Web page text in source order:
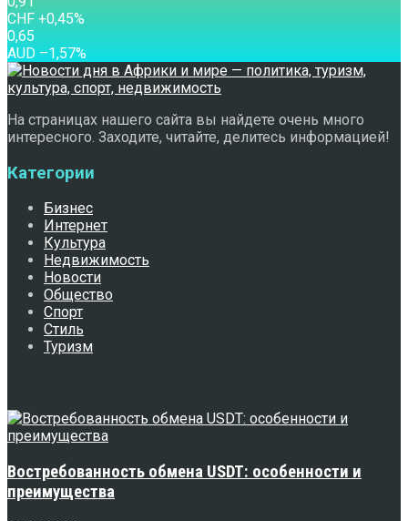
CHF +0,45%
0,65
AUD –1,57%
На страницах нашего сайта вы найдете очень много
интересного. Заходите, читайте, делитесь информацией!
Категории
Бизнес
Интернет
Культура
Недвижимость
Новости
Общество
Спорт
Стиль
Туризм
Востребованность обмена USDT: особенности и
преимущества